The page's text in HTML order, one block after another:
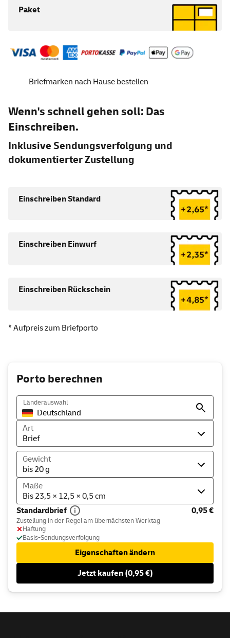
Paket
Briefmarken nach Hause bestellen
Wenn's schnell gehen soll: Das
Einschreiben.
Inklusive Sendungsverfolgung und
dokumentierter Zustellung
Einschreiben Standard
Einschreiben Einwurf
Einschreiben Rückschein
* Aufpreis zum Briefporto
Porto berechnen
Länderauswahl
Art
Brief
Gewicht
bis 20 g
Maße
Bis 23,5 × 12,5 × 0,5 cm
Standardbrief
0,95 €
Zustellung in der Regel am übernächsten Werktag
Haftung
Basis-Sendungsverfolgung
Eigenschaften ändern
Jetzt kaufen (0,95 €)